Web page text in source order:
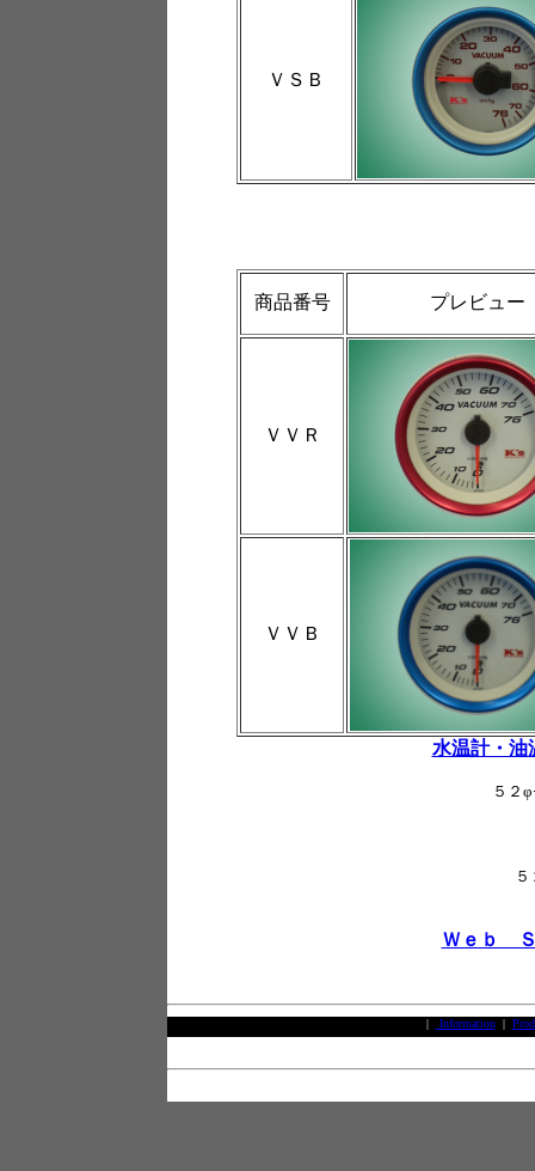
ＶＳＢ
商品番号 プレビュー
ＶＶＲ
ＶＶＢ
水温計・
５２
Ｗｅｂ
| Information|